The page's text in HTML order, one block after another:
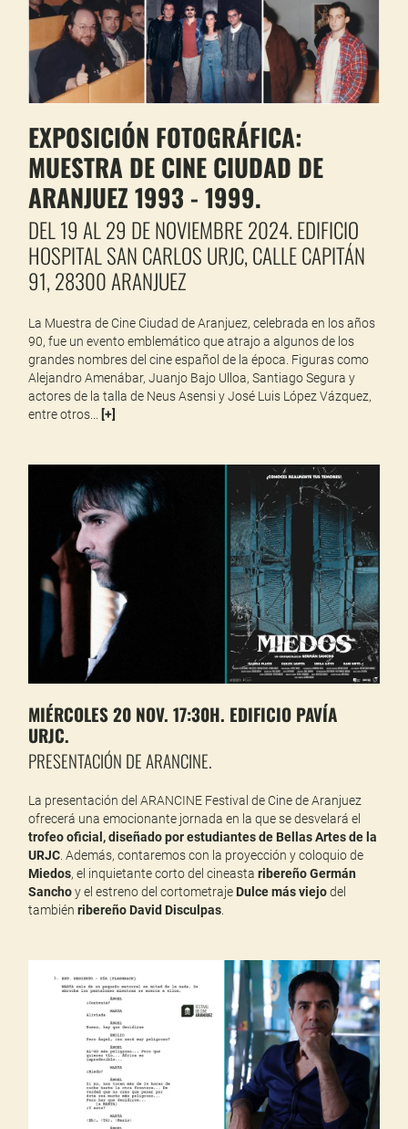
EXPOSICIÓN FOTOGRÁFICA:
MUESTRA DE CINE CIUDAD DE
ARANJUEZ 1993 - 1999.
DEL 19 AL 29 DE NOVIEMBRE 2024.EDIFICIO
HOSPITAL SAN CARLOS URJC, CALLE CAPITÁN
91, 28300 ARANJUEZ
La Muestra de Cine Ciudad de Aranjuez, celebrada en los años
90, fue un evento emblemático que atrajo a algunos de los
grandes nombres del cine español de la época. Figuras como
Alejandro Amenábar, Juanjo Bajo Ulloa, Santiago Segura y
actores de la talla de Neus Asensi y José Luis López Vázquez,
entre otros...
[+]
MIÉRCOLES 20 NOV. 17:30H. EDIFICIO PAVÍA
URJC.
PRESENTACIÓN DE ARANCINE.
La presentación del ARANCINE Festival de Cine de Aranjuez
ofrecerá una emocionante jornada en la que se desvelará el
trofeo oficial, diseñado por estudiantes de Bellas Artes de la
URJC . Además, contaremos con la proyección y coloquio de
Miedos, el inquietante corto del cineastaribereño Germán
Sanchoy el estreno del cortometrajeDulce más viejodel
tambiénribereño David Disculpas